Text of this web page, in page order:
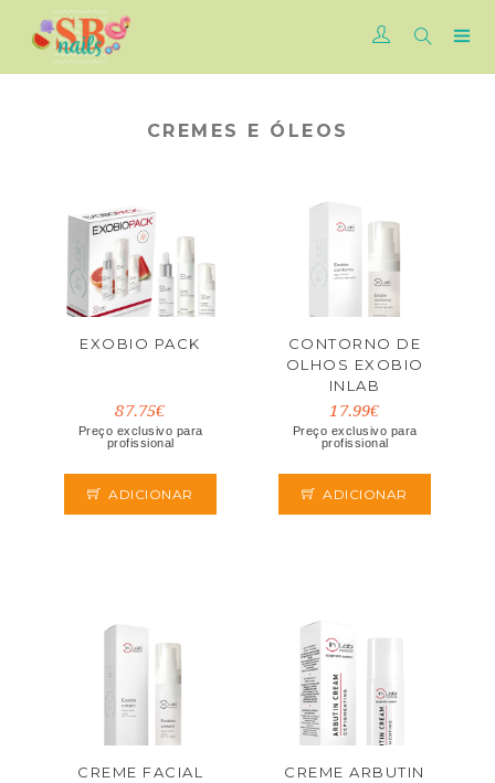
CREMES E ÓLEOS
EXOBIO PACK
87.75€
Preço exclusivo para
profissional
ADICIONAR
CONTORNO DE
OLHOS EXOBIO
INLAB
17.99€
Preço exclusivo para
profissional
ADICIONAR
CREME FACIAL
CREME ARBUTIN